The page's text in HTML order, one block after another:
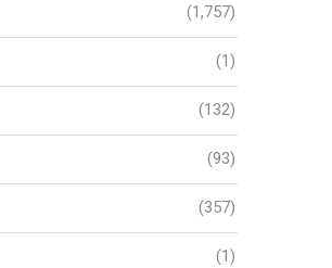
(1,757)
(1)
(132)
(93)
(357)
(1)